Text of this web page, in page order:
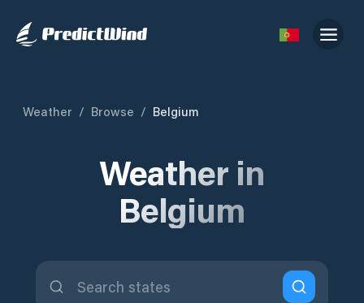
Weather / Browse / Belgium
Weather in
Belgium